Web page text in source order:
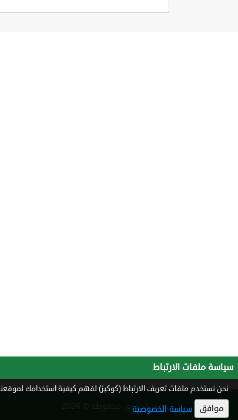
جميع الحقوق محفوظة © 2026
سياسة ملفات الارتباط
نحن نستخدم ملفات تعريف الارتباط (كوكيز) لفهم كيفية استخدامك
موافق سياسة الخصوصية